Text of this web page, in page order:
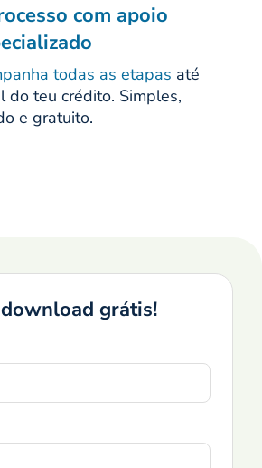
com apoio
todas as etapas até
do teu crédito. Simples,
e gratuito.
download grátis!